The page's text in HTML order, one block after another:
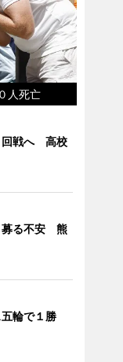
人死亡
回戦へ 高校
募る不安 熊
輪で１勝